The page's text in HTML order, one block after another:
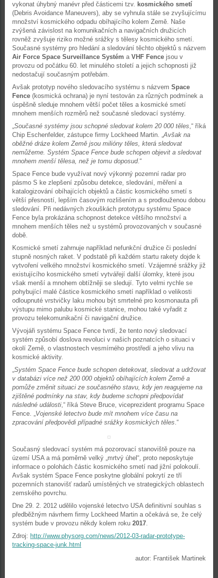
vykonat úhybný manévr před částicemi tzv. kosmického smetí
(Debris Avoidance Maneuvers), aby se vyhnula stále se zvyšujícímu
množství kosmického odpadu obíhajícího kolem Země. Naše
zvýšená závislost na komunikačních a navigačních družicích
rovněž zvyšuje riziko možné srážky s tělesy kosmického smetí.
Současné systémy pro hledání a sledování těchto objektů s názvem
Air Force Space Surveillance Systém a VHF Fence jsou v
provozu od počátku 60. let minulého století a jejich schopnosti již
nedostačují současným potřebám.
Avšak prototyp nového sledovacího systému s názvem Space
Fence (kosmická ochrana) je nyní testován za různých podmínek a
úspěšně sleduje mnohem větší počet těles a kosmické smetí
mnohem menších rozměrů než současné sledovací systémy.
„Současné systémy jsou schopné sledovat kolem 20 000 těles,“ říká
Chip Eschenfelder, zástupce firmy Lockheed Martin. „Avšak na
oběžné dráze kolem Země jsou milióny těles, která sledovat
nemůžeme. Systém Space Fence bude schopen objevit a sledovat
mnohem menší tělesa, než je tomu doposud.“
Space Fence bude využívat nový výkonný pozemní radar pro
pásmo S ke zlepšení způsobu detekce, sledování, měření a
katalogizování obíhajících objektů a částic kosmického smetí s
větší přesností, lepším časovým rozlišením a s prodlouženou dobou
sledování. Při nedávných zkouškách prototypu systému Space
Fence byla prokázána schopnost detekce většího množství a
mnohem menších těles než u systémů provozovaných v současné
době.
Kosmické smetí zahrnuje například nefunkční družice či poslední
stupně nosných raket. V podstatě při každém startu rakety dojde k
vytvoření velkého množství kosmického smetí. Vzájemné srážky již
existujícího kosmického smetí vytvářejí další úlomky, které jsou
však menší a mnohem obtížněji se sledují. Tyto velmi rychle se
pohybující malé částice kosmického smetí například o velikosti
odloupnuté vrstvičky laku mohou být smrtelné pro kosmonauta při
výstupu mimo palubu kosmické stanice, mohou také vyřadit z
provozu telekomunikační či navigační družice.
Vývojáři systému Space Fence tvrdí, že tento nový sledovací
systém způsobí doslova revoluci v našich poznatcích o situaci v
okolí Země, o vlastnostech vesmírného prostředí a jeho vlivu na
kosmické aktivity.
„Systém Space Fence bude schopen detekovat, sledovat a udržovat
v databázi více než 200 000 objektů obíhajících kolem Země a
pomůže změnit situaci ze současného stavu, kdy jen reagujeme na
zjištěné podmínky na stav, kdy budeme schopni předpovídat
následné události,“ říká Steve Bruce, viceprezident programu Space
Fence. „Vojenské letectvo bude mít mnohem více času na
zpracování předpovědi případné srážky kosmických těles.“
Současný sledovací systém má pozorovací stanoviště pouze na
území USA a má poměrně velký „mrtvý úhel“, proto neposkytuje
informace o polohách částic kosmického smetí nad jižní polokoulí.
Avšak systém Space Fence poskytne globální pokrytí ze tří
pozemních stanovišť radarů umístěných ve strategických oblastech
zemského povrchu.
Dne 29. 2. 2012 udělilo vojenské letectvo USA definitivní souhlas s
předběžným návrhem firmy Lockheed Martin a očekává se, že celý
systém bude v provozu někdy kolem roku 2017.
Zdroj: http://www.physorg.com/news/2012-03-radar-prototype-
tracking-space-junk.html
autor: František Martinek